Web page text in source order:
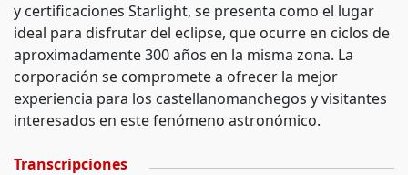
y certificaciones Starlight, se presenta como el lugar
ideal para disfrutar del eclipse, que ocurre en ciclos de
aproximadamente 300 años en la misma zona. La
corporación se compromete a ofrecer la mejor
experiencia para los castellanomanchegos y visitantes
interesados en este fenómeno astronómico.
Transcripciones